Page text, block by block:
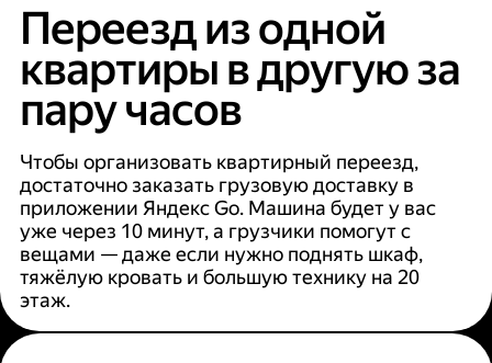
Переезд из одной
квартиры в другую за
пару часов
Чтобы организовать квартирный переезд,
достаточно заказать грузовую доставку в
приложении Яндекс Go. Машина будет у вас
уже через 10 минут, а грузчики помогут с
вещами — даже если нужно поднять шкаф,
тяжёлую кровать и большую технику на 20
этаж.